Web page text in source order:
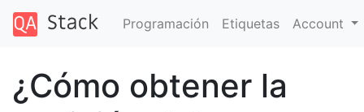
Programación Etiquetas Account
¿Cómo obtener la